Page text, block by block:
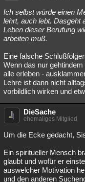
Ich selbst würde einen
lehrt, auch lebt. Dasgeht
Leben dieser Berufung
arbeiten muß.
Eine falsche
Wenn das nur
alle erleben -
Lehre ist dann nicht
vorbildlich wirken und
DieSache
ehemaliges Mitglied
Um die Ecke gedacht,
Ein spiritueller Mensch
glaubt und wofür er
auswelcher Motivation
und den anderen